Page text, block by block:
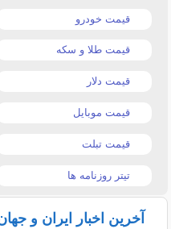
قیمت خودرو
قیمت طلا و سکه
قیمت دلار
قیمت موبایل
قیمت تبلت
تیتر روزنامه ها
آخرین اخبار ایران و